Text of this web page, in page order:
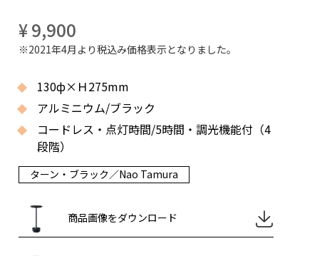
¥ 9,900
※2021年4月より税込み価格表示となりました。
130ф×Ｈ275mm
アルミニウム/ブラック
コードレス・点灯時間/5時間・調光機能付（4
段階）
ターン・ブラック／Nao Tamura
商品画像をダウンロード